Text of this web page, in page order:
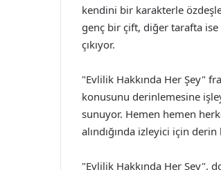
kendini bir karakterle
genç bir çift, diğer tarafta ise
çıkıyor.
"Evlilik Hakkında Her Şey"
konusunu derinlemesine
sunuyor. Hemen hemen
alındığında izleyici için
"Evlilik Hakkında Her Şey",